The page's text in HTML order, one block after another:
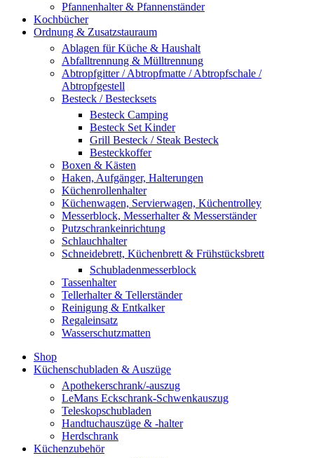
Pfannenhalter & Pfannenständer
Kochbücher
Ordnung & Zusatzstauraum
Ablagen für Küche & Haushalt
Abfalltrennung & Mülltrennung
Abtropfgitter / Abtropfmatte / Abtropfschale /
Abtropfgestell
Besteck / Bestecksets
Besteck Camping
Besteck Set Kinder
Grill Besteck / Steak Besteck
Besteckkoffer
Boxen & Kästen
Haken, Aufgänger, Halterungen
Küchenrollenhalter
Küchenwagen, Servierwagen, Küchentrolley
Messerblock, Messerhalter & Messerständer
Putzschrankeinrichtung
Schlauchhalter
Schneidebrett, Küchenbrett & Frühstücksbrett
Schubladenmesserblock
Tassenhalter
Tellerhalter & Tellerständer
Reinigung & Entkalker
Regaleinsatz
Wasserschutzmatten
Shop
Küchenschubladen & Auszüge
Apothekerschrank/-auszug
LeMans Eckschrank-Schwenkauszug
Teleskopschubladen
Handtuchauszüge & -halter
Herdschrank
Küchenzubehör